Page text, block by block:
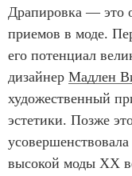
Драпировка — это
приемов в моде.
его потенциал
дизайнер Мадлен
художественный
эстетики. Позже
усовершенствовала
высокой моды XX